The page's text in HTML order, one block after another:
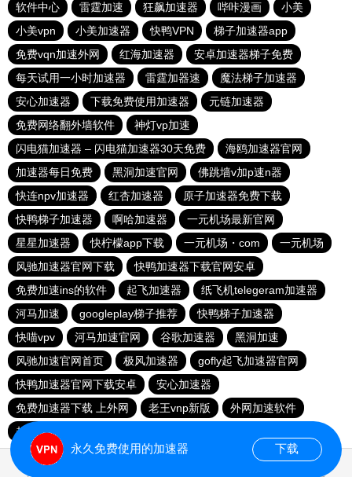
软件中心
雷霆加速 狂飙加速器 哔咔漫画
小美
小美vpn
小美加速器 快鸭VPN
梯子加速器app
免费vqn加速外网
红海加速器
安卓加速器梯子免费
每天试用一小时加速器
雷霆加器速
魔法梯子加速器
安心加速器
下载免费使用加速器
元链加速器
免费网络翻外墙软件
神灯vp加速
闪电猫加速器 – 闪电猫加速器30天免费
海鸥加速器官网
加速器每日免费
黑洞加速官网
佛跳墙v加p速n器
快连npv加速器
红杏加速器
原子加速器免费下载
快鸭梯子加速器
啊哈加速器
一元机场最新官网
星星加速器
快柠檬app下载 一元机场・com
一元机场
风驰加速器官网下载
快鸭加速器下载官网安卓
免费加速ins的软件
起飞加速器
纸飞机telegeram加速器
河马加速
googleplay梯子推荐
快鸭梯子加速器
快喵vpv
河马加速官网 谷歌加速器
黑洞加速
风驰加速官网首页
极风加速器
gofly起飞加速器官网
快鸭加速器官网下载安卓
安心加速器
免费加速器下载 上外网
老王vnp新版
外网加速软件
起飞apn下载
永久免费使用的加速器 下载